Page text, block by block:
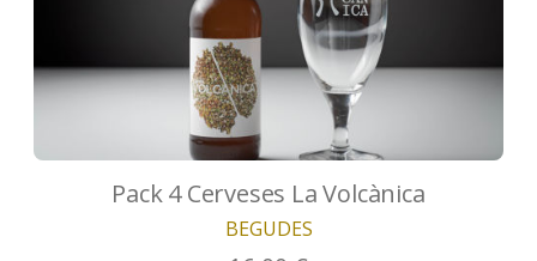
Pack 4 Cerveses La Volcànica
BEGUDES